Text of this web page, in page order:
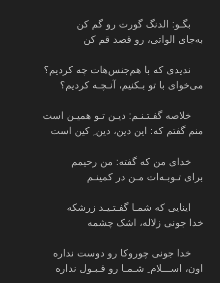
بگـو: الدنگ گورت رو گم کن
به‌جای الواتی، رو قصد قم کن
ندیدی که با هم‌جنس‌هات چه کردیم؟
می‌خوای با تو بـکنیم، آنـچـه کردیم؟
خلاصه گفـتـنـم: دیـن تـو همیـن است
منم گفتم که: این دین، دین ِ کین است
خدای من که گفته: من رحیمم
برای تـوبـه‌ات مـن در کمینـم
اینایی که شمـا گفـتـیـد زرشکه
خدا جونی زلاله، اشک چشمه
خدا جونی چوروکا رو دوست نداره
اون، اســـلام ِ شـمـا رو قـبـول نداره